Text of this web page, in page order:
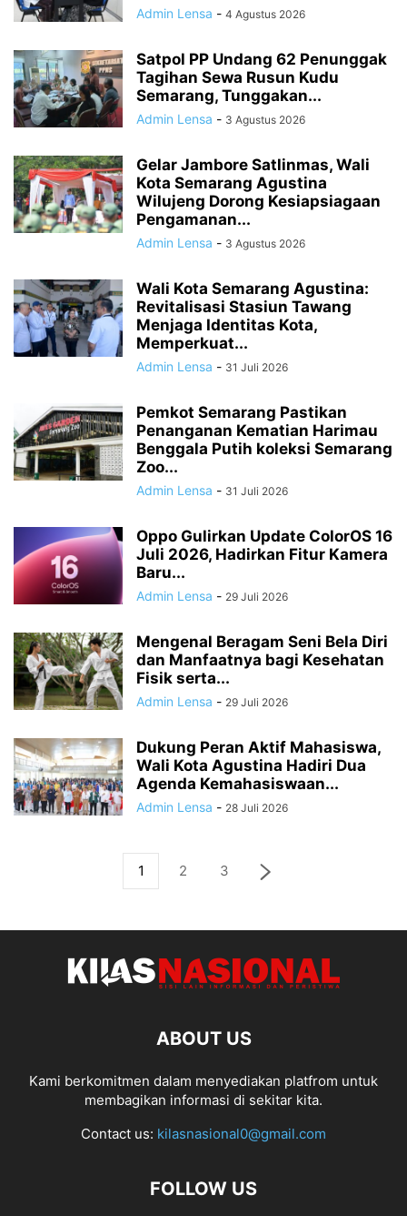
Admin Lensa - 4 Agustus 2026
Satpol PP Undang 62 Penunggak
Tagihan Sewa Rusun Kudu
Semarang, Tunggakan...
Admin Lensa - 3 Agustus 2026
Gelar Jambore Satlinmas, Wali
Kota Semarang Agustina
Wilujeng Dorong Kesiapsiagaan
Pengamanan...
Admin Lensa - 3 Agustus 2026
Wali Kota Semarang Agustina:
Revitalisasi Stasiun Tawang
Menjaga Identitas Kota,
Memperkuat...
Admin Lensa - 31 Juli 2026
Pemkot Semarang Pastikan
Penanganan Kematian Harimau
Benggala Putih koleksi Semarang
Zoo...
Admin Lensa - 31 Juli 2026
Oppo Gulirkan Update ColorOS 16
Juli 2026, Hadirkan Fitur Kamera
Baru...
Admin Lensa - 29 Juli 2026
Mengenal Beragam Seni Bela Diri
dan Manfaatnya bagi Kesehatan
Fisik serta...
Admin Lensa - 29 Juli 2026
Dukung Peran Aktif Mahasiswa,
Wali Kota Agustina Hadiri Dua
Agenda Kemahasiswaan...
Admin Lensa - 28 Juli 2026
1 2 3
ABOUT US
Kami berkomitmen dalam menyediakan platfrom untuk
membagikan informasi di sekitar kita.
Contact us: kilasnasional0@gmail.com
FOLLOW US